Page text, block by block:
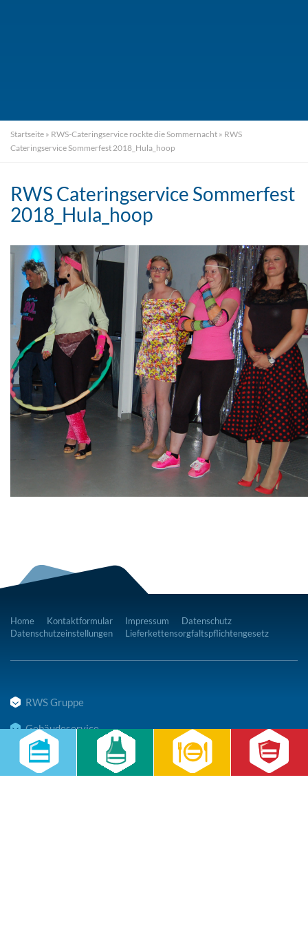
Startseite » RWS-Cateringservice rockte die Sommernacht » RWS
Cateringservice Sommerfest 2018_Hula_hoop
RWS Cateringservice Sommerfest
2018_Hula_hoop
Home Kontaktformular Impressum
Datenschutz
Datenschutzeinstellungen
Lieferkettensorgfaltspflichtengesetz
RWS Gruppe
Gebäudeservice
Hauswirtschaft